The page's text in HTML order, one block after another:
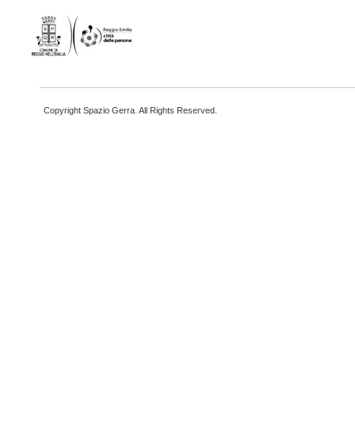
Copyright Spazio Gerra. All Rights Reserved.